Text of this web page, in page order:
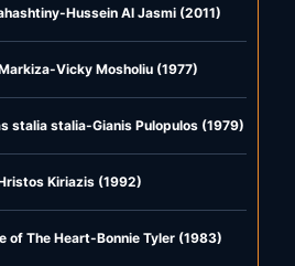
Hussein Al Jasmi (2011)
Vicky Mosholiu (1977)
stalia stalia-Gianis Pulopulos (1979)
Kiriazis (1992)
of The Heart-Bonnie Tyler (1983)